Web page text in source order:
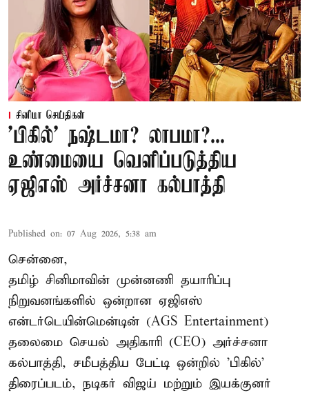
சினிமா செய்திகள்
'பிகில்' நஷ்டமா? லாபமா?...
உண்மையை வெளிப்படுத்திய
ஏஜிஎஸ் அர்ச்சனா கல்பாத்தி
Published on: 07 Aug 2026, 5:38 am
சென்னை,
தமிழ் சினிமாவின் முன்னணி தயாரிப்பு
நிறுவனங்களில் ஒன்றான ஏஜிஎஸ்
என்டர்டெயின்மென்டின் (AGS Entertainment)
தலைமை செயல் அதிகாரி (CEO) அர்ச்சனா
கல்பாத்தி, சமீபத்திய பேட்டி ஒன்றில் 'பிகில்'
திரைப்படம், நடிகர் விஜய் மற்றும் இயக்குனர்